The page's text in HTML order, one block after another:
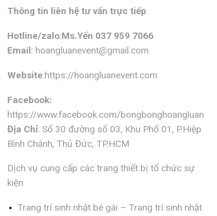
Thông tin liên hệ tư vấn trực tiếp
Hotline/zalo:Ms.Yến 037 959 7066
Email: hoangluanevent@gmail.com
Website:https://hoangluanevent.com
Facebook:
https://www.facebook.com/bongbonghoangluan
Địa Chỉ: Số 30 đường số 03, Khu Phố 01, P.Hiệp
Bình Chánh, Thủ Đức, TP.HCM
Dịch vụ cung cấp các trang thiết bị tổ chức sự
kiện
Trang trí sinh nhật bé gái – Trang trí sinh nhật